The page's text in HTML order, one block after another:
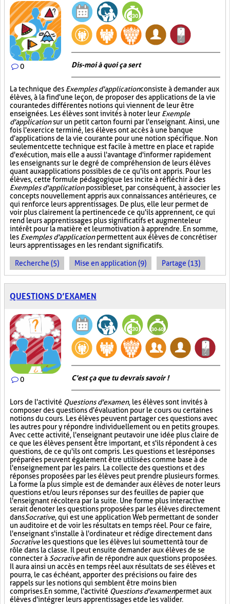
0 Dis-moi à quoi ça sert
La technique des Exemples d'applicationconsiste à demander aux
élèves, à la fin d'une leçon, de proposer des applications de la vie
courante des différentes notions qui viennent de leur être
enseignées. Les élèves sont invités à noter leur Exemple
d'applicationsur un petit carton fourni par l'enseignant. Ainsi, une
fois l'exercice terminé, les élèves ont accès à une banque
d'applications de la vie courante pour une notion spécifique. Non
seulement cette technique est facile à mettre en place et rapide
d'exécution, mais elle a aussi l'avantage d'informer rapidement
les enseignants sur le degré de compréhension de leurs élèves
quant aux applications possibles de ce qu'ils ont appris. Pour les
élèves, cette formule pédagogique les incite à réfléchir à des
Exemples d'applicationpossibles et, par conséquent, à associer les
concepts nouvellement appris aux connaissances antérieures, ce
qui renforce leurs apprentissages. De plus, elle leur permet de
voir plus clairement la pertinence de ce qu'ils apprennent, ce qui
rend leurs apprentissages plus significatifs et augmente leur
intérêt pour la matière et leur motivation à apprendre. En somme,
les Exemples d'applicationpermettent aux élèves de concrétiser
leurs apprentissages en les rendant significatifs.
Recherche (5) Mise en application (9) Partage (13)
QUESTIONS D’EXAMEN
0 C'est ça que tu devrais savoir !
Lors de l'activité Questions d'examen, les élèves sont invités à
composer des questions d'évaluation pour le cours ou certaines
notions du cours. Les élèves peuvent partager ces questions avec
les autres pour y répondre individuellement ou en petits groupes.
Avec cette activité, l'enseignant peut avoir une idée plus claire de
ce que les élèves pensent être important, et s'ils répondent à ces
questions, de ce qu'ils ont compris. Les questions et les réponses
préparées peuvent également être utilisées comme base à de
l'enseignement par les pairs. La collecte des questions et des
réponses proposées par les élèves peut prendre plusieurs formes.
La forme la plus simple est de demander aux élèves de noter leurs
questions et/ou leurs réponses sur des feuilles de papier que
l'enseignant récoltera par la suite. Une forme plus interactive
serait de noter les questions proposées par les élèves directement
dansSocrative, qui est une application Web permettant de sonder
un auditoire et de voir les résultats en temps réel. Pour ce faire,
l'enseignant s'installe à l'ordinateur et rédige directement dans
Socrativeles questions que les élèves lui soumettent à tour de
rôle dans la classe. Il peut ensuite demander aux élèves de se
connecter à Socrativeafin de répondre aux questions proposées.
Il aura ainsi un accès en temps réel aux résultats de ses élèves et
pourra, le cas échéant, apporter des précisions ou faire des
rappels sur les notions qui semblent être moins bien
comprises. En somme, l'activité Questions d'examenpermet aux
élèves d'intégrer leurs apprentissages et de les valider.